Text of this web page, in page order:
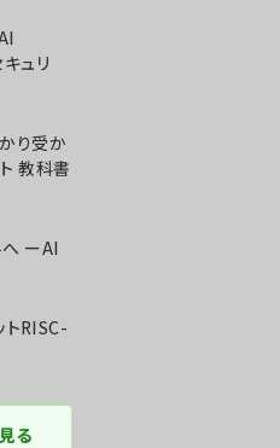
ュリ
り受か
教科書
へ ーAI
トRISC-
る